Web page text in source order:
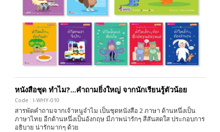
หนังสือชุด ทำไม?...คำถามยิ่งใหญ่ จากนักเรียนรู้ตัวน้อย
Code : I-WHY-010
สารพัดคำถามจากเจ้าหนูจำไม เป็นชุดหนังสือ 2 ภาษา ด้านหนึ่งเป็น
ภาษาไทย อีกด้านหนึ่งเป็นอังกฤษ มีภาพน่ารักๆ สีสันสดใส ประกอบการ
อธิบาย น่ารักมากๆ ด้วย